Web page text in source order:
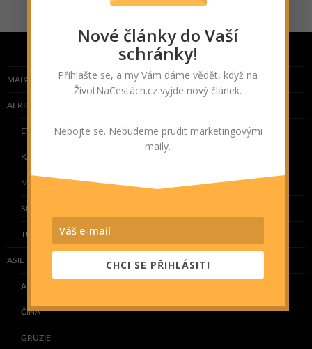
MAPA NAVŠTÍVENÝCH ZEMÍ
AFRIKA
ETIOPIE
KAPVERDY
MAROKO
SENEGAL
TUNISKO
ASIE
ARMÉNIE
ČÍNA
GRUZIE
Nové články do Vaší
schránky!
Přihlašte se, a my Vám dáme vědět, když na
ŽivotNaCestách.cz vyjde nový článek.
Nebojte se. Nebudeme prudit marketingovými
maily.
CHCI SE PŘIHLÁSIT!